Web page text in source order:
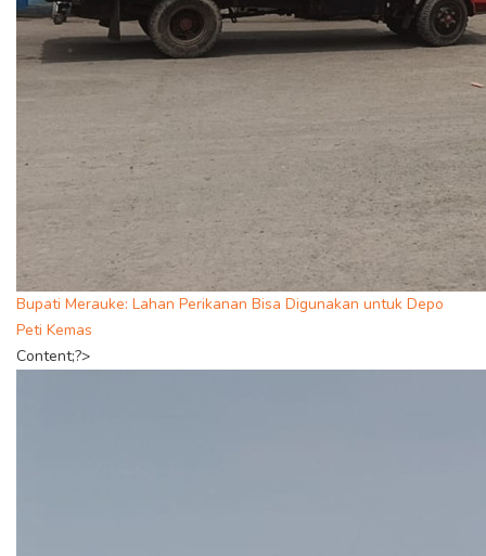
Bupati Merauke: Lahan Perikanan Bisa Digunakan untuk Depo
Peti Kemas
Content;?>